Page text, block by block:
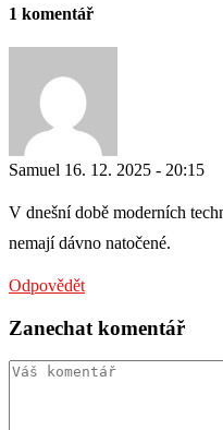
1 komentář
Samuel 16. 12. 2025 - 20:15
V dnešní době moderních
nemají dávno natočené.
Odpovědět
Zanechat komentář